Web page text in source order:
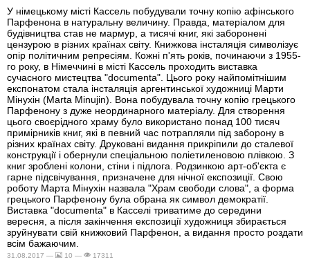
У німецькому місті Кассель побудували точну копію афінського
Парфенона в натуральну величину. Правда, матеріалом для
будівництва став не мармур, а тисячі книг, які заборонені
цензурою в різних країнах світу. Книжкова інсталяція символізує
опір політичним репресіям. Кожні п'ять років, починаючи з 1955-
го року, в Німеччині в місті Кассель проходить виставка
сучасного мистецтва "documenta". Цього року найпомітнішим
експонатом стала інсталяція аргентинської художниці Марти
Мінухін (Marta Minujin). Вона побудувала точну копію грецького
Парфенону з дуже неординарного матеріалу. Для створення
цього своєрідного храму було використано понад 100 тисяч
примірників книг, які в певний час потрапляли під заборону в
різних країнах світу. Друковані видання прикріпили до сталевої
конструкції і обернули спеціальною поліетиленовою плівкою. З
книг зроблені колони, стіни і підлога. Родзинкою арт-об'єкта є
гарне підсвічування, призначене для нічної експозиції. Свою
роботу Марта Мінухін назвала "Храм свободи слова", а форма
грецького Парфенону була обрана як символ демократії.
Виставка "documenta" в Касселі триватиме до середини
вересня, а після закінчення експозиції художниця збирається
зруйнувати свій книжковий Парфенон, а видання просто роздати
всім бажаючим.
31.08.2017 — 10 — 17311